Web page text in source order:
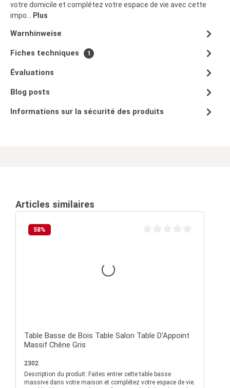
votre domicile et complétez votre espace de vie avec cette
impo…
Plus
Warnhinweise
Fiches techniques 1
Évaluations
Blog posts
Informations sur la sécurité des produits
Articles similaires
58%
Table Basse de Bois Table Salon Table D'Appoint
Massif Chêne Gris
2302
Description du produit: Faites entrer cette table basse
massive dans votre maison et complétez votre espace de vie.